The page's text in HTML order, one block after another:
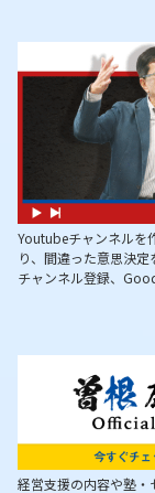
Youtubeチャンネルを
り、間違った意思決定
チャンネル登録、
経営支援の内容や塾